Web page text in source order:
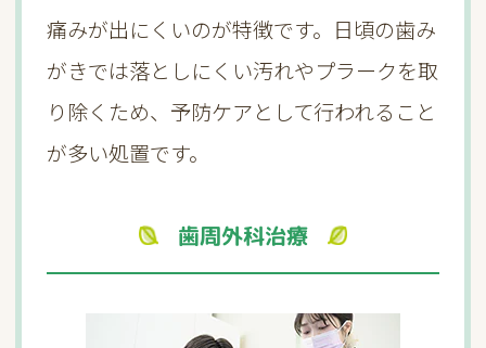
痛みが出にくいのが特徴です。日頃の歯み
がきでは落としにくい汚れやプラークを取
り除くため、予防ケアとして行われること
が多い処置です。
歯周外科治療